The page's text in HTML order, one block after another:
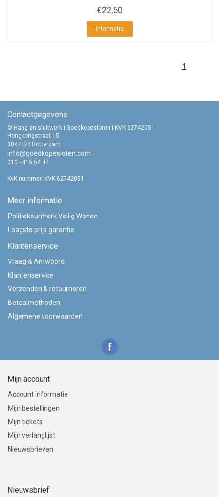
€22,50
Informatie
1
Contactgegevens
© Hang en sluitwerk | Goedkopesloten | KVK 62742051
Hongkongstraat 15
3047 BR Rotterdam
info@goedkopesloten.com
010 - 415 54 47
KvK nummer: KVK 62742051
Meer informatie
Politiekeurmerk Veilig Wonen
Laagste prijs garantie
Klantenservice
Vraag & Antwoord
Klantenservice
Verzenden & retourneren
Betaalmethoden
Algemene voorwaarden
Mijn account
Account informatie
Mijn bestellingen
Mijn tickets
Mijn verlanglijst
Nieuwsbrieven
Nieuwsbrief